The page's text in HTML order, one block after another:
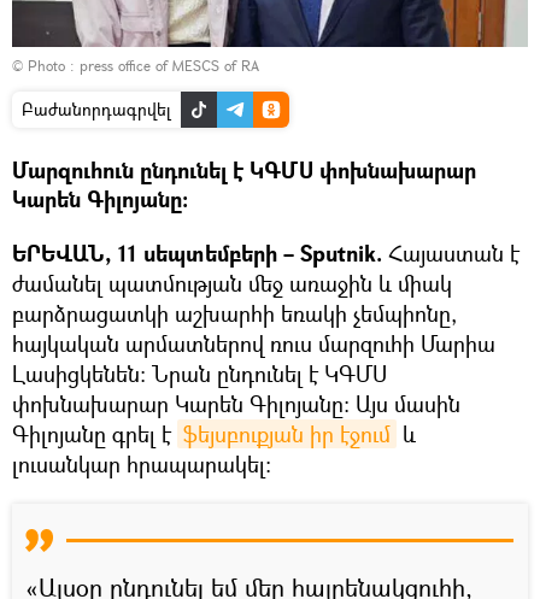
© Photo : press office of MESCS of RA
Բաժանորդագրվել
Մարզուհուն ընդունել է ԿԳՄՍ փոխնախարար
Կարեն Գիլոյանը։
ԵՐԵՎԱՆ, 11 սեպտեմբերի – Sputnik. Հայաստան է
ժամանել պատմության մեջ առաջին և միակ
բարձրացատկի աշխարհի եռակի չեմպիոնը,
հայկական արմատներով ռուս մարզուհի Մարիա
Լասիցկենեն։ Նրան ընդունել է ԿԳՄՍ
փոխնախարար Կարեն Գիլոյանը: Այս մասին
Գիլոյանը գրել է ֆեյսբուքյան իր էջում և
լուսանկար հրապարակել։
«Այսօր ընդունել եմ մեր հայրենակցուհի,